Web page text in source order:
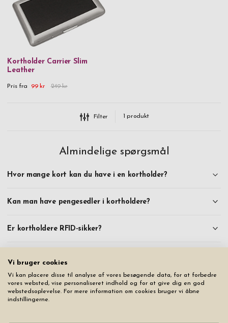
metal, skaber du samtidig et unikt produkt, som er dit og kun
dit! Købe kortholder med indgravering på nettet i dag, fri fragt
Kortholder Carrier Slim
Leather
Pris fra 99 kr 249 kr
Filter 1 produkt
Almindelige spørgsmål
Hvor mange kort kan du have i en kortholder?
Kan man have pengesedler i kortholdere?
Er kortholdere RFID-sikker?
Vi bruger cookies
Vi kan placere disse til analyse af vores besøgende data, for at forbedre
vores websted, vise personaliseret indhold og for at give dig en god
webstedsoplevelse. For mere information om cookies bruger vi åbne
indstillingerne.